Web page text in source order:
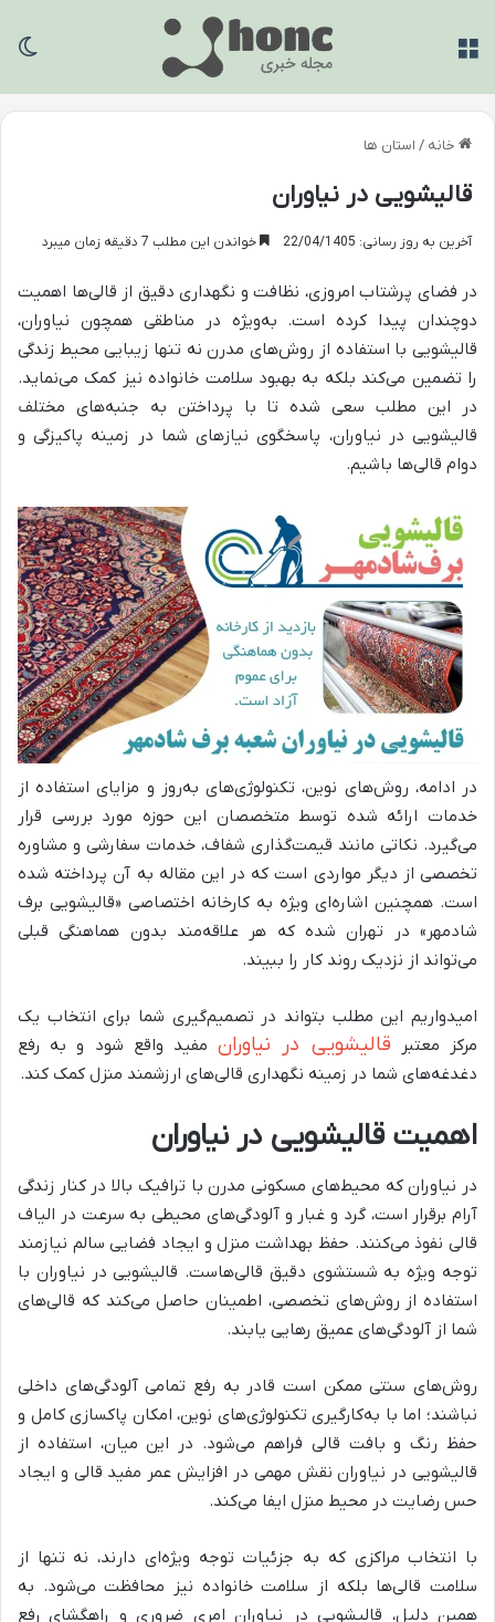
خانه / استان ها
قالیشویی در نیاوران
آخرین به روز رسانی: 22/04/1405 خواندن این مطلب 7 دقیقه زمان میبرد
در فضای پرشتاب امروزی، نظافت و نگهداری دقیق از قالی‌ها اهمیت
دوچندان پیدا کرده است. به‌ویژه در مناطقی همچون نیاوران،
قالیشویی با استفاده از روش‌های مدرن نه تنها زیبایی محیط زندگی
را تضمین می‌کند بلکه به بهبود سلامت خانواده نیز کمک می‌نماید.
در این مطلب سعی شده تا با پرداختن به جنبه‌های مختلف
قالیشویی در نیاوران، پاسخگوی نیازهای شما در زمینه پاکیزگی و
دوام قالی‌ها باشیم.
در ادامه، روش‌های نوین، تکنولوژی‌های به‌روز و مزایای استفاده از
خدمات ارائه شده توسط متخصصان این حوزه مورد بررسی قرار
می‌گیرد. نکاتی مانند قیمت‌گذاری شفاف، خدمات سفارشی و مشاوره
تخصصی از دیگر مواردی است که در این مقاله به آن پرداخته شده
است. همچنین اشاره‌ای ویژه به کارخانه اختصاصی «قالیشویی برف
شادمهر» در تهران شده که هر علاقه‌مند بدون هماهنگی قبلی
می‌تواند از نزدیک روند کار را ببیند.
امیدواریم این مطلب بتواند در تصمیم‌گیری شما برای انتخاب یک
مرکز معتبر قالیشویی در نیاورانمفید واقع شود و به رفع
دغدغه‌های شما در زمینه نگهداری قالی‌های ارزشمند منزل کمک کند.
اهمیت قالیشویی در نیاوران
در نیاوران که محیط‌های مسکونی مدرن با ترافیک بالا در کنار زندگی
آرام برقرار است، گرد و غبار و آلودگی‌های محیطی به سرعت در الیاف
قالی نفوذ می‌کنند. حفظ بهداشت منزل و ایجاد فضایی سالم نیازمند
توجه ویژه به شستشوی دقیق قالی‌هاست. قالیشویی در نیاوران با
استفاده از روش‌های تخصصی، اطمینان حاصل می‌کند که قالی‌های
شما از آلودگی‌های عمیق رهایی یابند.
روش‌های سنتی ممکن است قادر به رفع تمامی آلودگی‌های داخلی
نباشند؛ اما با به‌کارگیری تکنولوژی‌های نوین، امکان پاکسازی کامل و
حفظ رنگ و بافت قالی فراهم می‌شود. در این میان، استفاده از
قالیشویی در نیاوران نقش مهمی در افزایش عمر مفید قالی و ایجاد
حس رضایت در محیط منزل ایفا می‌کند.
با انتخاب مراکزی که به جزئیات توجه ویژه‌ای دارند، نه تنها از
سلامت قالی‌ها بلکه از سلامت خانواده نیز محافظت می‌شود. به
همین دلیل، قالیشویی در نیاوران امری ضروری و راهگشای رفع